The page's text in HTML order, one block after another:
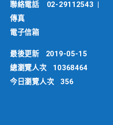
聯絡電話
02-29112543
傳真
電子信箱
最後更新
2019-05-15
總瀏覽人次
10368464
今日瀏覽人次
356